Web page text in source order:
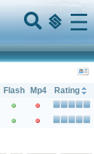
Menu
Flash Mp4
Rating